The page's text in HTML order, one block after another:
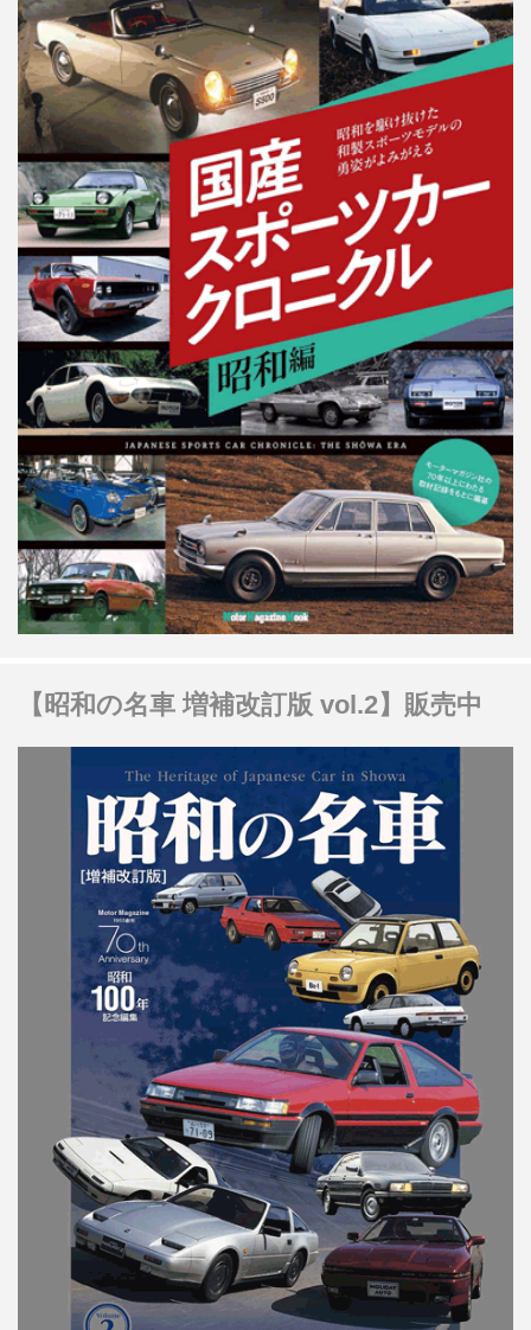
【昭和の名車 増補改訂版 vol.2】販売中